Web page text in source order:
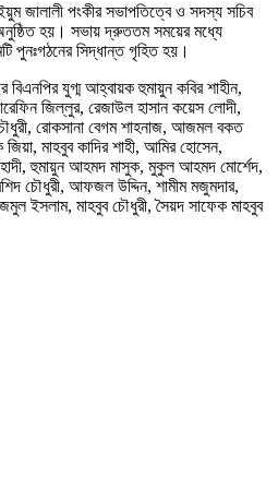
জালালী পংকীর সভাপতিত্বে ও সদস্য সচিব
অনুষ্ঠিত হয়। সভায় দ্রুততম সময়ের মধ্যে
পুনঃগঠনের সিদ্ধান্ত গৃহিত হয়।
যুগ্ম আহ্বায়ক হুমায়ুন কবির শাহীন,
জিল্লুর, রেজাউল হাসান কয়েস লোদী,
চৌধুরী, রোকসানা বেগম শাহনাজ, আজমল বকত
মাহবুব কাদির শাহী, আমির হোসেন,
হুমায়ুন আহমদ মাসুক, মুকুল আহমদ মোর্শেদ,
চৌধুরী, আফজল উদ্দিন, শামীম মজুমদার,
ইসলাম, মাহবুব চৌধুরী, সৈয়দ সাফেক মাহবুব